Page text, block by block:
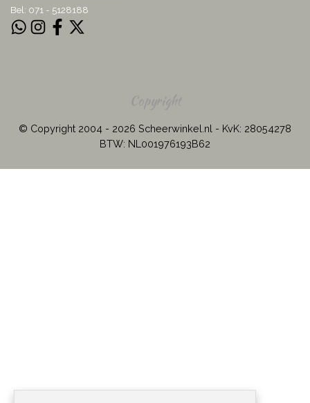
Bel: 071 - 5128188
© Copyright 2004 - 2026 Scheerwinkel.nl - KvK: 28054278
BTW: NL001976193B62